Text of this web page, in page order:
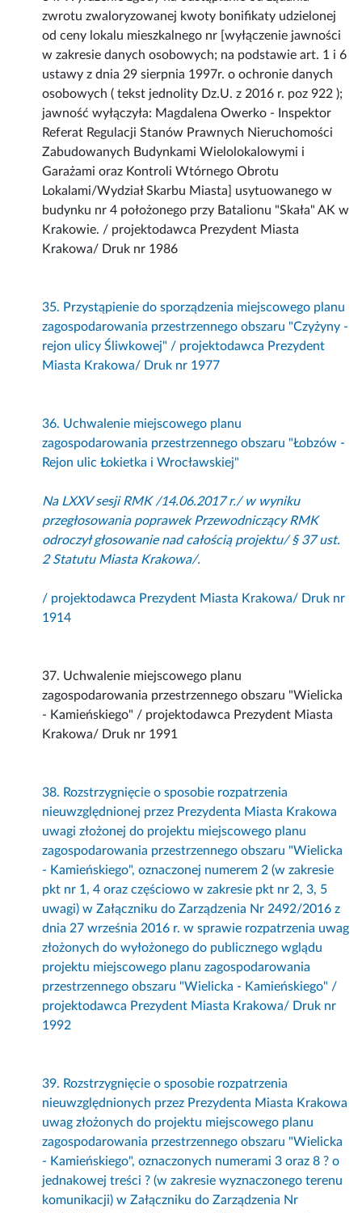
zwrotu zwaloryzowanej kwoty bonifikaty udzielonej
od ceny lokalu mieszkalnego nr [wyłączenie jawności
w zakresie danych osobowych; na podstawie art. 1 i 6
ustawy z dnia 29 sierpnia 1997r. o ochronie danych
osobowych ( tekst jednolity Dz.U. z 2016 r. poz 922 );
jawność wyłączyła: Magdalena Owerko - Inspektor
Referat Regulacji Stanów Prawnych Nieruchomości
Zabudowanych Budynkami Wielolokalowymi i
Garażami oraz Kontroli Wtórnego Obrotu
Lokalami/Wydział Skarbu Miasta] usytuowanego w
budynku nr 4 położonego przy Batalionu "Skała" AK w
Krakowie. / projektodawca Prezydent Miasta
Krakowa/ Druk nr 1986
35. Przystąpienie do sporządzenia miejscowego planu
zagospodarowania przestrzennego obszaru "Czyżyny -
rejon ulicy Śliwkowej" / projektodawca Prezydent
Miasta Krakowa/ Druk nr 1977
36. Uchwalenie miejscowego planu
zagospodarowania przestrzennego obszaru "Łobzów -
Rejon ulic Łokietka i Wrocławskiej"
Na LXXV sesji RMK /14.06.2017 r./ w wyniku
przegłosowania poprawek Przewodniczący RMK
odroczył głosowanie nad całością projektu/ § 37 ust.
2 Statutu Miasta Krakowa/.
/ projektodawca Prezydent Miasta Krakowa/ Druk nr
1914
37. Uchwalenie miejscowego planu
zagospodarowania przestrzennego obszaru "Wielicka
- Kamieńskiego" / projektodawca Prezydent Miasta
Krakowa/ Druk nr 1991
38. Rozstrzygnięcie o sposobie rozpatrzenia
nieuwzględnionej przez Prezydenta Miasta Krakowa
uwagi złożonej do projektu miejscowego planu
zagospodarowania przestrzennego obszaru "Wielicka
- Kamieńskiego", oznaczonej numerem 2 (w zakresie
pkt nr 1, 4 oraz częściowo w zakresie pkt nr 2, 3, 5
uwagi) w Załączniku do Zarządzenia Nr 2492/2016 z
dnia 27 września 2016 r. w sprawie rozpatrzenia uwag
złożonych do wyłożonego do publicznego wglądu
projektu miejscowego planu zagospodarowania
przestrzennego obszaru "Wielicka - Kamieńskiego" /
projektodawca Prezydent Miasta Krakowa/ Druk nr
1992
39. Rozstrzygnięcie o sposobie rozpatrzenia
nieuwzględnionych przez Prezydenta Miasta Krakowa
uwag złożonych do projektu miejscowego planu
zagospodarowania przestrzennego obszaru "Wielicka
- Kamieńskiego", oznaczonych numerami 3 oraz 8 ? o
jednakowej treści ? (w zakresie wyznaczonego terenu
komunikacji) w Załączniku do Zarządzenia Nr